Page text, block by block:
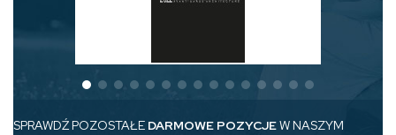
SPRAWDŹ POZOSTAŁE DARMOWE POZYCJEW NASZYM